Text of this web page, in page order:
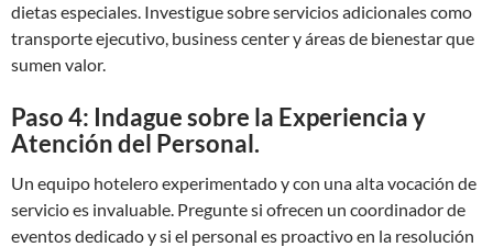
dietas especiales. Investigue sobre servicios adicionales como
transporte ejecutivo, business center y áreas de bienestar que
sumen valor.
Paso 4: Indague sobre la Experiencia y
Atención del Personal.
Un equipo hotelero experimentado y con una alta vocación de
servicio es invaluable. Pregunte si ofrecen un coordinador de
eventos dedicado y si el personal es proactivo en la resolución